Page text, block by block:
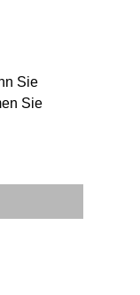
Sie
Sie